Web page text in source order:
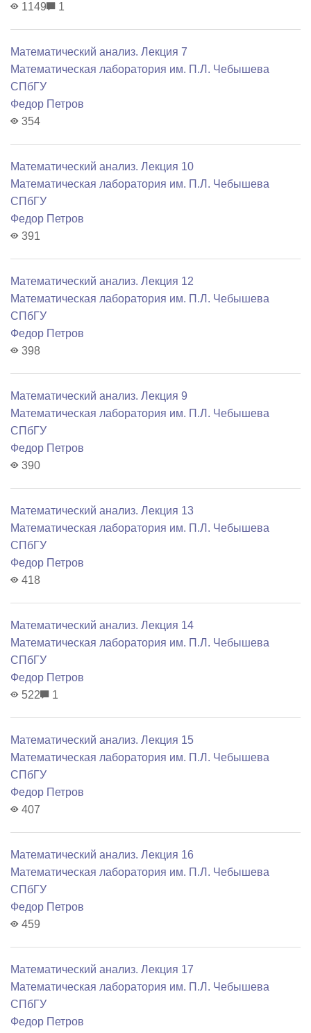
1149
1
Математический анализ. Лекция 7
Математичеcкая лаборатория им. П.Л. Чебышева
СПбГУ
Федор Петров
354
Математический анализ. Лекция 10
Математичеcкая лаборатория им. П.Л. Чебышева
СПбГУ
Федор Петров
391
Математический анализ. Лекция 12
Математичеcкая лаборатория им. П.Л. Чебышева
СПбГУ
Федор Петров
398
Математический анализ. Лекция 9
Математичеcкая лаборатория им. П.Л. Чебышева
СПбГУ
Федор Петров
390
Математический анализ. Лекция 13
Математичеcкая лаборатория им. П.Л. Чебышева
СПбГУ
Федор Петров
418
Математический анализ. Лекция 14
Математичеcкая лаборатория им. П.Л. Чебышева
СПбГУ
Федор Петров
522
1
Математический анализ. Лекция 15
Математичеcкая лаборатория им. П.Л. Чебышева
СПбГУ
Федор Петров
407
Математический анализ. Лекция 16
Математичеcкая лаборатория им. П.Л. Чебышева
СПбГУ
Федор Петров
459
Математический анализ. Лекция 17
Математичеcкая лаборатория им. П.Л. Чебышева
СПбГУ
Федор Петров